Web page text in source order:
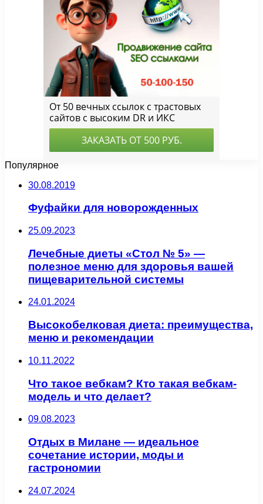
Популярное
30.08.2019
Фуфайки для новорожденных
25.09.2023
Лечебные диеты «Стол № 5» —
полезное меню для здоровья вашей
пищеварительной системы
24.01.2024
Высокобелковая диета: преимущества,
меню и рекомендации
10.11.2022
Что такое вебкам? Кто такая вебкам-
модель и что делает?
09.08.2023
Отдых в Милане — идеальное
сочетание истории, моды и
гастрономии
24.07.2024